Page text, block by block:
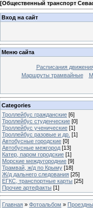
[Общественный транспорт
Вход на сайт
Меню сайта
Расписания
Маршруты трамвайные
Categories
Троллейбус гражданские [6]
Троллейбус студенческие [0]
Троллейбус ученические [1]
Троллейбус разовые и др. [1]
Автобусные городские [0]
Автобусные межгород [13]
Катер, паром городские [1]
Морские междугородние [9]
Трамвай, ж/д по Крыму [18]
Ж/д дальнего следования [25]
ЕГКС, транспортные карты [25]
Прочие артефакты [1]
Главная » Фотоальбом »